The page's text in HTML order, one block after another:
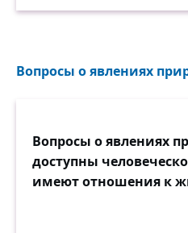
Вопросы о явлениях
Вопросы о явлениях
доступны
имеют отношения к